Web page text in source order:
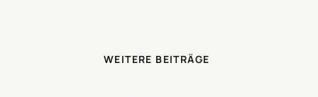
WEITERE BEITRÄGE